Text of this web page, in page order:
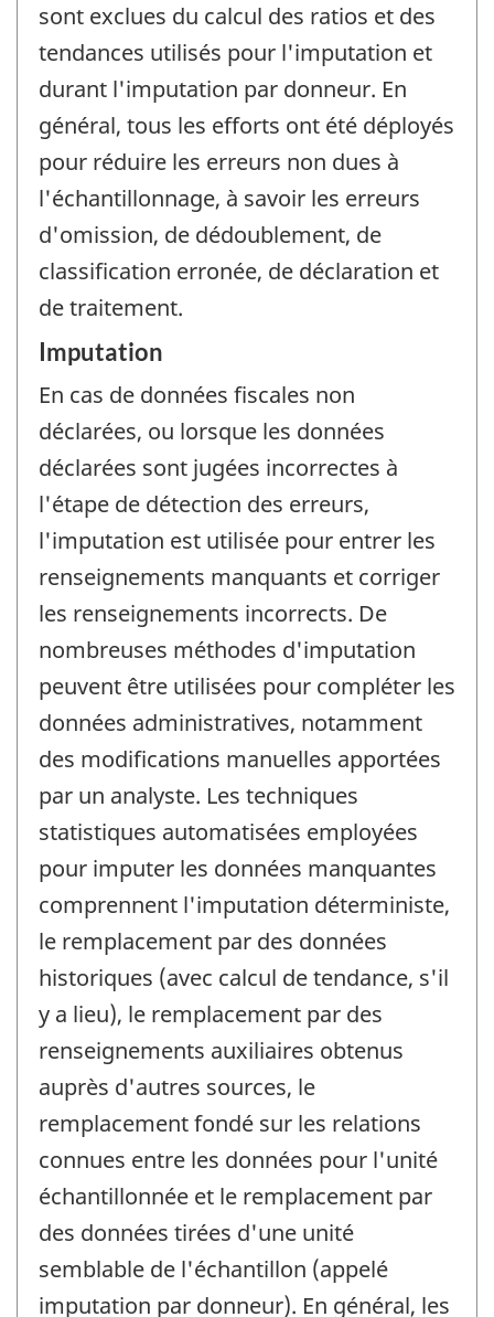
sont exclues du calcul des ratios et des
tendances utilisés pour l'imputation et
durant l'imputation par donneur. En
général, tous les efforts ont été déployés
pour réduire les erreurs non dues à
l'échantillonnage, à savoir les erreurs
d'omission, de dédoublement, de
classification erronée, de déclaration et
de traitement.
Imputation
En cas de données fiscales non
déclarées, ou lorsque les données
déclarées sont jugées incorrectes à
l'étape de détection des erreurs,
l'imputation est utilisée pour entrer les
renseignements manquants et corriger
les renseignements incorrects. De
nombreuses méthodes d'imputation
peuvent être utilisées pour compléter les
données administratives, notamment
des modifications manuelles apportées
par un analyste. Les techniques
statistiques automatisées employées
pour imputer les données manquantes
comprennent l'imputation déterministe,
le remplacement par des données
historiques (avec calcul de tendance, s'il
y a lieu), le remplacement par des
renseignements auxiliaires obtenus
auprès d'autres sources, le
remplacement fondé sur les relations
connues entre les données pour l'unité
échantillonnée et le remplacement par
des données tirées d'une unité
semblable de l'échantillon (appelé
imputation par donneur). En général, les